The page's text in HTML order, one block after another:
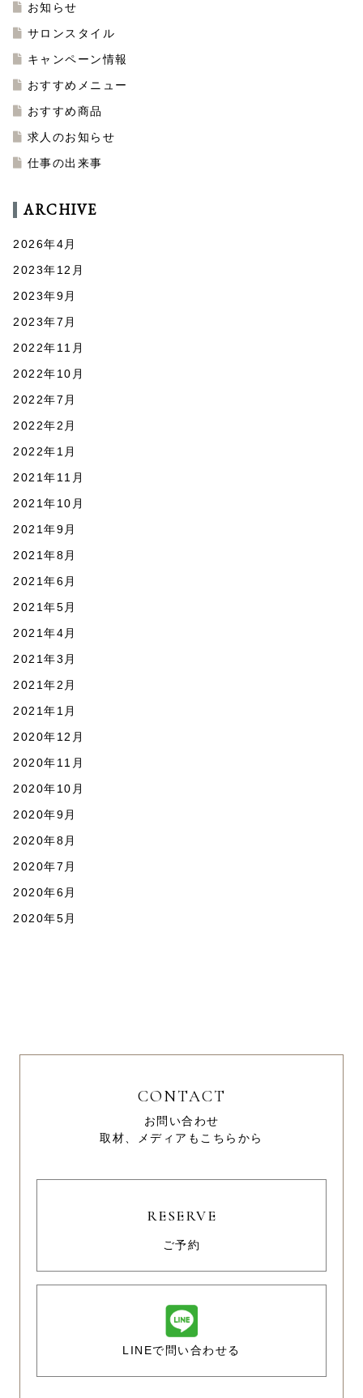
お知らせ
サロンスタイル
キャンペーン情報
おすすめメニュー
おすすめ商品
求人のお知らせ
仕事の出来事
ARCHIVE
2026年4月
2023年12月
2023年9月
2023年7月
2022年11月
2022年10月
2022年7月
2022年2月
2022年1月
2021年11月
2021年10月
2021年9月
2021年8月
2021年6月
2021年5月
2021年4月
2021年3月
2021年2月
2021年1月
2020年12月
2020年11月
2020年10月
2020年9月
2020年8月
2020年7月
2020年6月
2020年5月
CONTACT
お問い合わせ
取材、メディアもこちらから
RESERVE
ご予約
LINEで問い合わせる